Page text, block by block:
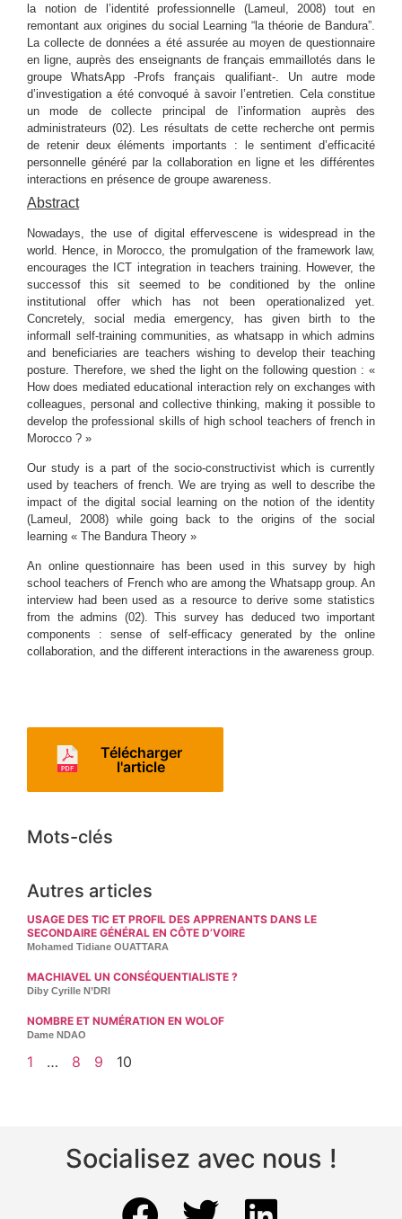
la notion de l’identité professionnelle (Lameul, 2008) tout en
remontant aux origines du social Learning “la théorie de Bandura”.
La collecte de données a été assurée au moyen de questionnaire
en ligne, auprès des enseignants de français emmaillotés dans le
groupe WhatsApp -Profs français qualifiant-. Un autre mode
d’investigation a été convoqué à savoir l’entretien. Cela constitue
un mode de collecte principal de l’information auprès des
administrateurs (02). Les résultats de cette recherche ont permis
de retenir deux éléments importants : le sentiment d’efficacité
personnelle généré par la collaboration en ligne et les différentes
interactions en présence de groupe awareness.
Abstract
Nowadays, the use of digital effervescene is widespread in the
world. Hence, in Morocco, the promulgation of the framework law,
encourages the ICT integration in teachers training. However, the
successof this sit seemed to be conditioned by the online
institutional offer which has not been operationalized yet.
Concretely, social media emergency, has given birth to the
informall self-training communities, as whatsapp in which admins
and beneficiaries are teachers wishing to develop their teaching
posture. Therefore, we shed the light on the following question : «
How does mediated educational interaction rely on exchanges with
colleagues, personal and collective thinking, making it possible to
develop the professional skills of high school teachers of french in
Morocco ? »
Our study is a part of the socio-constructivist which is currently
used by teachers of french. We are trying as well to describe the
impact of the digital social learning on the notion of the identity
(Lameul, 2008) while going back to the origins of the social
learning « The Bandura Theory »
An online questionnaire has been used in this survey by high
school teachers of French who are among the Whatsapp group. An
interview had been used as a resource to derive some statistics
from the admins (02). This survey has deduced two important
components : sense of self-efficacy generated by the online
collaboration, and the different interactions in the awareness group.
Télécharger
l'article
Mots-clés
Autres articles
USAGE DES TIC ET PROFIL DES APPRENANTS DANS LE
SECONDAIRE GÉNÉRAL EN CÔTE D’VOIRE
Mohamed Tidiane OUATTARA
MACHIAVEL UN CONSÉQUENTIALISTE ?
Diby Cyrille N’DRI
NOMBRE ET NUMÉRATION EN WOLOF
Dame NDAO
1 … 8 9 10
Socialisez avec nous !